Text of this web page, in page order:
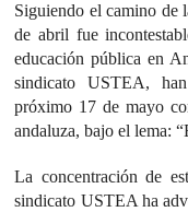
Siguiendo el camino de
de abril fue
educación pública en
sindicato USTEA,
próximo 17 de mayo
andaluza, bajo el lema:
La concentración de
sindicato USTEA ha